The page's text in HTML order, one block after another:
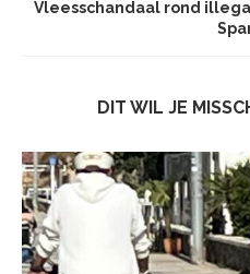
Vleesschandaal rond
DIT WIL JE